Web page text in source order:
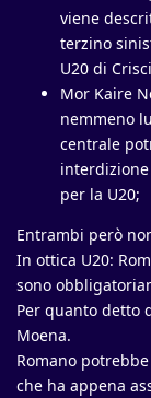
viene
terzino
U20 di
Mor Kaire
nemmeno
centrale
per la U20;
Entrambi però
In ottica U20:
sono
Per quanto detto
Moena.
Romano
che ha appena